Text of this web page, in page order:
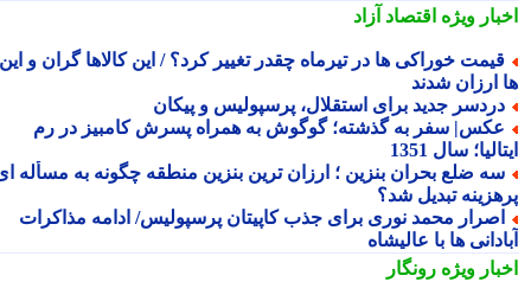
ویژهاقتصاد آزاد
خوراکی ها در تیرماه چقدر تغییر کرد؟ / این کالاها گران و این
ارزان شدند
جدید برای استقلال، پرسپولیس و پیکان
سفر به گذشته؛ گوگوش به همراه پسرش کامبیز در رم
سال 1351
ضلع بحران بنزین ؛ ارزان ترین بنزین منطقه چگونه به مسأله ای
تبدیل شد؟
محمد نوری برای جذب کاپیتان پرسپولیس/ ادامه مذاکرات
ها با عالیشاه
ویژهرونگار